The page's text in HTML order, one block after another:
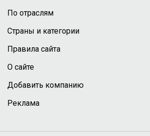
По отраслям
Страны и категории
Правила сайта
О сайте
Добавить компанию
Реклама